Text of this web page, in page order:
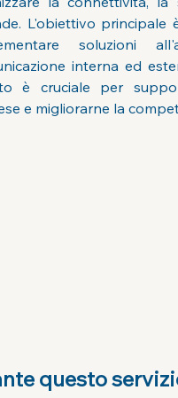
L'obiettivo
soluzioni
interna ed
è cruciale per
e migliorarne la
questo